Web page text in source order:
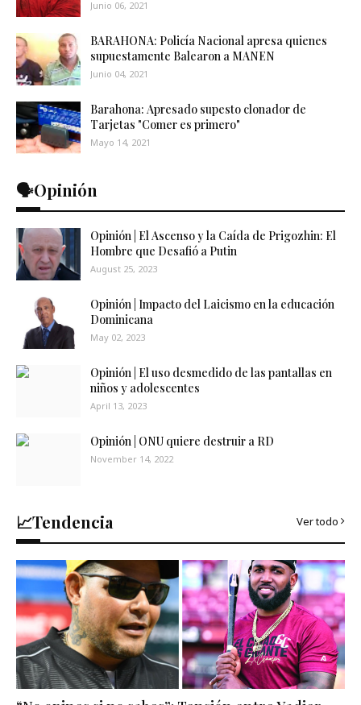
Junio 06, 2021
BARAHONA: Policía Nacional apresa quienes
supuestamente Balearon a MANEN
Junio 04, 2021
Barahona: Apresado supesto clonador de
Tarjetas "Comer es primero"
Mayo 14, 2021
🗣️Opinión
Opinión | El Ascenso y la Caída de Prigozhin: El
Hombre que Desafió a Putin
August 25, 2023
Opinión | Impacto del Laicismo en la educación
Dominicana
May 02, 2023
Opinión | El uso desmedido de las pantallas en
niños y adolescentes
April 13, 2023
Opinión | ONU quiere destruir a RD
November 14, 2022
📈Tendencia Ver todo